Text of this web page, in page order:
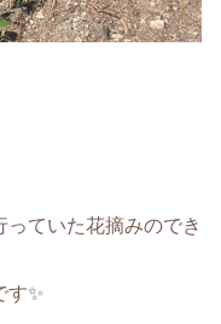
ていた花摘みのでき
す✨